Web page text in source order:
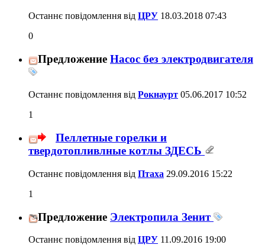
Останнє повідомлення від ЦРУ 18.03.2018 07:43
0
Предложение Насос без электродвигателя
Останнє повідомлення від Рокнаурт 05.06.2017 10:52
1
Пеллетные горелки и
твердотопливлные котлы ЗДЕСЬ
Останнє повідомлення від Птаха 29.09.2016 15:22
1
Предложение Электропила Зенит
Останнє повідомлення від ЦРУ 11.09.2016 19:00